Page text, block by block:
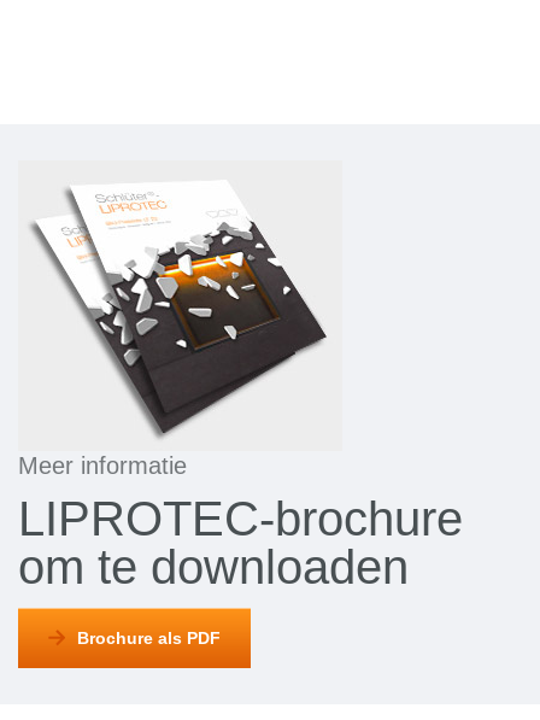
Meer informatie
LIPROTEC-brochure
om te downloaden
Brochure als PDF